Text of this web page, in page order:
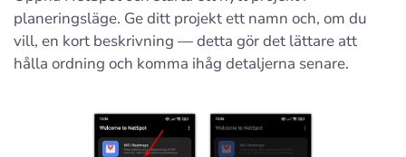
planeringsläge. Ge ditt projekt ett namn och, om du
vill, en kort beskrivning — detta gör det lättare att
hålla ordning och komma ihåg detaljerna senare.